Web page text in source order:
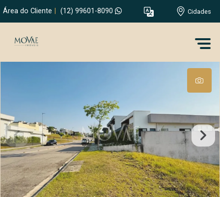
Área do Cliente (12) 99601-8090 Cidades